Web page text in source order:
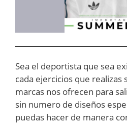
Sea el deportista que sea
cada ejercicios que realizas
marcas nos ofrecen para
sin numero de diseños
puedas hacer de manera